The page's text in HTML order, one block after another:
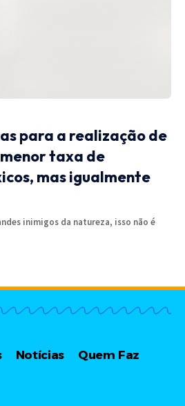
para a realização de
taxa de
mas igualmente
inimigos da natureza, isso não é
Notícias Quem Faz